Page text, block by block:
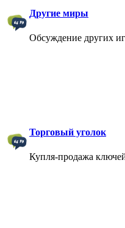
Другие миры
Обсуждение других
Торговый уголок
Купля-продажа